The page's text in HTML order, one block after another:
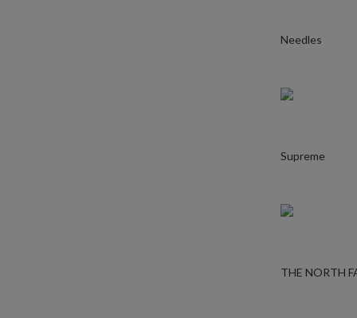
Needles
Supreme
THE NORTH